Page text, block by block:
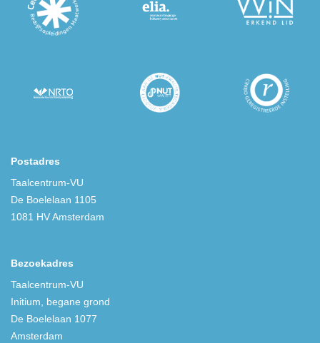
Postadres
Taalcentrum-VU
De Boelelaan 1105
1081 HV Amsterdam
Bezoekadres
Taalcentrum-VU
Initium, begane grond
De Boelelaan 1077
Amsterdam